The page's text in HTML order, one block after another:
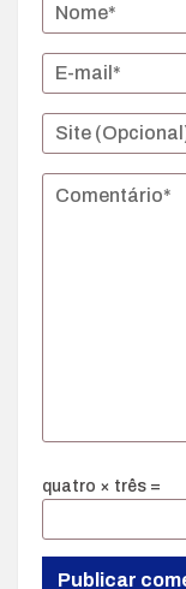
quatro × três =